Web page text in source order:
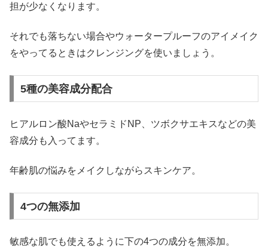
担が少なくなります。
それでも落ちない場合やウォータープルーフのアイメイク
をやってるときはクレンジングを使いましょう。
5種の美容成分配合
ヒアルロン酸NaやセラミドNP、ツボクサエキスなどの美
容成分も入ってます。
年齢肌の悩みをメイクしながらスキンケア。
4つの無添加
敏感な肌でも使えるように下の4つの成分を無添加。